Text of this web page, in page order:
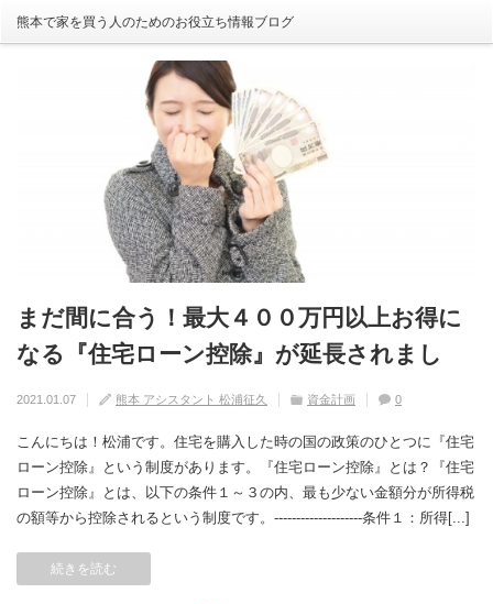
熊本で家を買う人のためのお役立ち情報ブログ
まだ間に合う！最大４００万円以上お得に
なる『住宅ローン控除』が延長されまし
た！
2021.01.07 熊本 アシスタント 松浦征久 資金計画 0
こんにちは！松浦です。住宅を購入した時の国の政策のひとつに『住宅
ローン控除』という制度があります。『住宅ローン控除』とは？『住宅
ローン控除』とは、以下の条件１～３の内、最も少ない金額分が所得税
の額等から控除されるという制度です。--------------------条件１：所得[...]
続きを読む
自分の家がいわゆる『欠陥住宅』ならない
ように気を付けるためには？
2020.09.17 熊本 アシスタント 松浦征久 住宅の豆知識 家づくり
建売住宅と注文住宅の寿命は違う！？
2020.08.29 熊本 アシスタント 松浦征久 住宅の豆知識 家づくり
住宅の中でも熱中症にかかる！？原因や対
策は？
2020.08.27
熊本 アシスタント 松浦征久
【火災保険】万が一の災害や事故の時にど
こまで補償されるの？
2020.07.11 熊本 アシスタント 松浦征久 住宅の豆知識
家づくり